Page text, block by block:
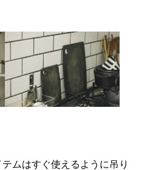
ムはすぐ使えるように吊り